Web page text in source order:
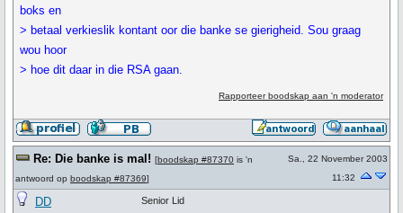
boks en
> betaal verkieslik kontant oor die banke se gierigheid. Sou graag
wou hoor
> hoe dit daar in die RSA gaan.
Rapporteer boodskap aan 'n moderator
Re: Die banke is mal! [boodskap #87370 is 'n
antwoord op boodskap #87369]
Sa., 22 November 2003
11:32
DD Senior Lid